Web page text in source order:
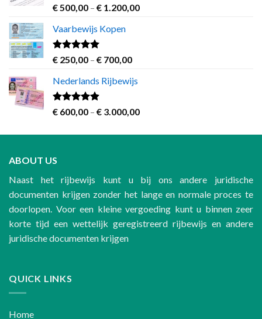
Rated5.00
out of 5
€ 500,00 – € 1.200,00Price
Vaarbewijs Kopen
Rated4.63
out of 5
€ 250,00 – € 700,00Price
€ 250,00
€ 700,00
Nederlands Rijbewijs
Rated4.60
out of 5
€ 600,00 – € 3.000,00Price
€ 600,00
ABOUT US
Naast het rijbewijs kunt u bij ons andere juridische
documenten krijgen zonder het lange en normale proces te
doorlopen. Voor een kleine vergoeding kunt u binnen zeer
korte tijd een wettelijk geregistreerd rijbewijs en andere
juridische documenten krijgen
QUICK LINKS
Home